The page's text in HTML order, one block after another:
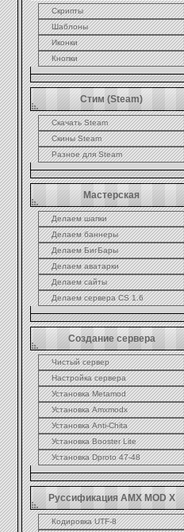
Скрипты
Шаблоны
Иконки
Кнопки
Стим (Steam)
Скачать Steam
Скины Steam
Разное для Steam
Мастерская
Делаем шапки
Делаем баннеры
Делаем БигБары
Делаем аватарки
Делаем сайты
Делаем сервера CS 1.6
Создание сервера
Чистый сервер
Настройка сервера
Установка Metamod
Установка Amxmodx
Установка Anti-Chita
Установка Booster Lite
Установка Dproto 47-48
Руссификация AMX MOD X
Кодировка UTF-8